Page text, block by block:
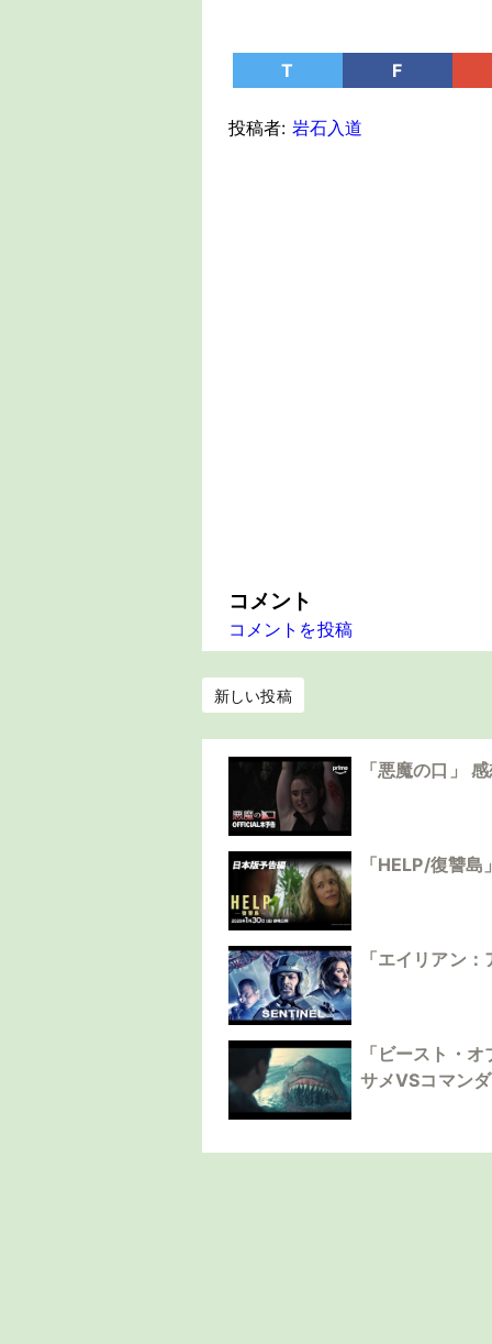
T F
投稿者: 岩石入道
コメント
コメントを投稿
新しい投稿
「悪魔の口」
「HELP/復讐
「エイリアン
「ビースト・
サメVSコマン